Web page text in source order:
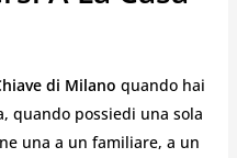
di Milano quando hai
quando possiedi una sola
una a un familiare, a un